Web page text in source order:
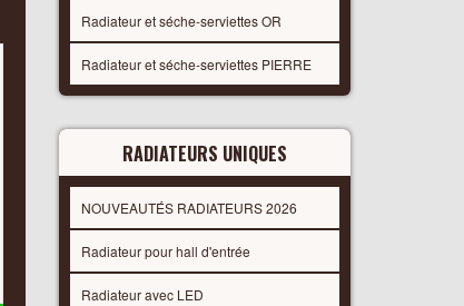
Radiateur et séche-serviettes OR
Radiateur et séche-serviettes PIERRE
RADIATEURS UNIQUES
NOUVEAUTÉS RADIATEURS 2026
Radiateur pour hall d'entrée
Radiateur avec LED